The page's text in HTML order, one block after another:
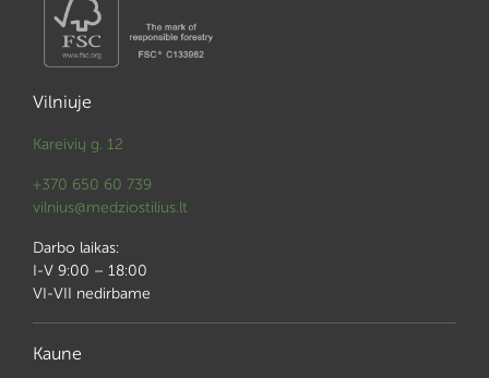
Vilniuje
Kareivių g. 12
+370 650 60 739
vilnius@medziostilius.lt
Darbo laikas:
I-V 9:00 – 18:00
VI-VII nedirbame
Kaune